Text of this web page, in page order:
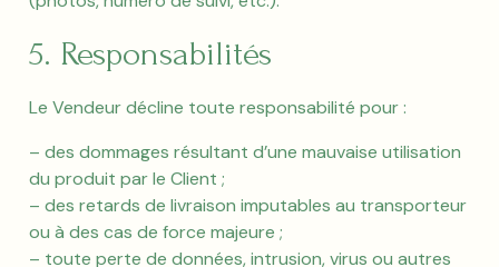
5. Responsabilités
Le Vendeur décline toute responsabilité pour :
– des dommages résultant d’une mauvaise utilisation
du produit par le Client ;
– des retards de livraison imputables au transporteur
ou à des cas de force majeure ;
– toute perte de données, intrusion, virus ou autres